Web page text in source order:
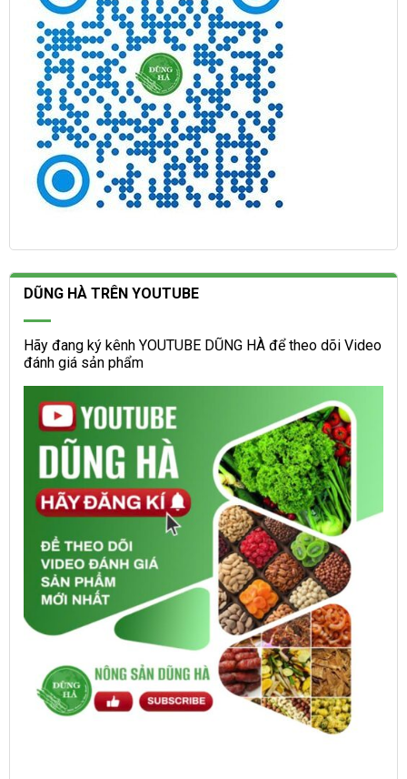
DŨNG HÀ TRÊN YOUTUBE
Hãy đang ký kênh YOUTUBE DŨNG HÀ để theo dõi Video
đánh giá sản phẩm